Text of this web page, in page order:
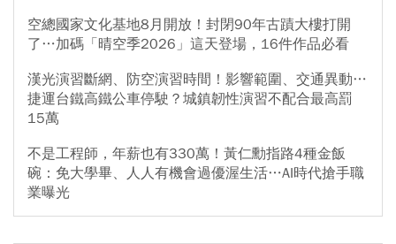
空總國家文化基地8月開放！封閉90年古蹟大樓打開
了…加碼「晴空季2026」這天登場，16件作品必看
漢光演習斷網、防空演習時間！影響範圍、交通異動…
捷運台鐵高鐵公車停駛？城鎮韌性演習不配合最高罰
15萬
不是工程師，年薪也有330萬！黃仁勳指路4種金飯
碗：免大學畢、人人有機會過優渥生活…AI時代搶手職
業曝光